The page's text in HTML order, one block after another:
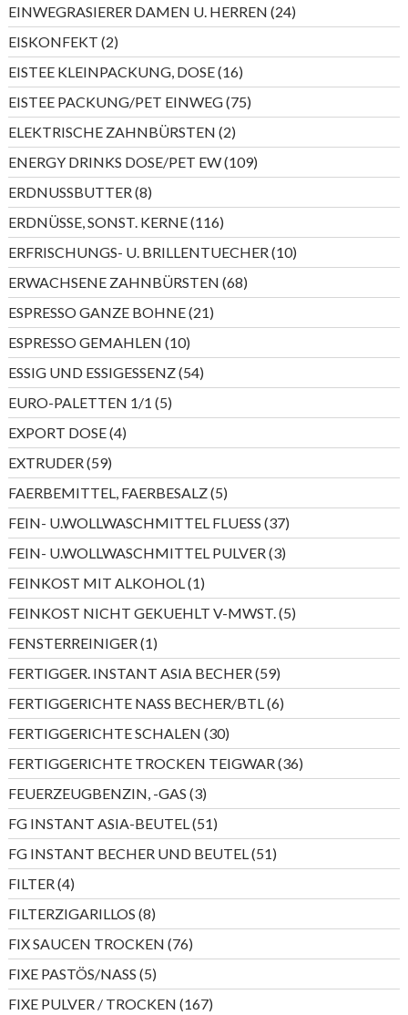
EINWEGRASIERER DAMEN U. HERREN 2424
Produkte
EISKONFEKT 22
Produkte
EISTEE KLEINPACKUNG, DOSE 1616
Produkte
EISTEE PACKUNG/PET EINWEG 7575
Produkte
ELEKTRISCHE ZAHNBÜRSTEN 22
Produkte
ENERGY DRINKS DOSE/PET EW 109109
Produkte
ERDNUSSBUTTER 88
Produkte
ERDNÜSSE, SONST. KERNE 116116
Produkte
ERFRISCHUNGS- U. BRILLENTUECHER 1010
Produkte
ERWACHSENE ZAHNBÜRSTEN 6868
Produkte
ESPRESSO GANZE BOHNE 2121
Produkte
ESPRESSO GEMAHLEN 1010
Produkte
ESSIG UND ESSIGESSENZ 5454
Produkte
EURO-PALETTEN 1/1 55
Produkte
EXPORT DOSE 44
Produkte
EXTRUDER 5959
Produkte
FAERBEMITTEL, FAERBESALZ 55
Produkte
FEIN- U.WOLLWASCHMITTEL FLUESS 3737
Produkte
FEIN- U.WOLLWASCHMITTEL PULVER 33
Produkte
FEINKOST MIT ALKOHOL 11
Produkt
FEINKOST NICHT GEKUEHLT V-MWST. 55
Produkte
FENSTERREINIGER 11
Produkt
FERTIGGER. INSTANT ASIA BECHER 5959
Produkte
FERTIGGERICHTE NASS BECHER/BTL 66
Produkte
FERTIGGERICHTE SCHALEN 3030
Produkte
FERTIGGERICHTE TROCKEN TEIGWAR 3636
Produkte
FEUERZEUGBENZIN, -GAS 33
Produkte
FG INSTANT ASIA-BEUTEL 5151
Produkte
FG INSTANT BECHER UND BEUTEL 5151
Produkte
FILTER 44
Produkte
FILTERZIGARILLOS 88
Produkte
FIX SAUCEN TROCKEN 7676
Produkte
FIXE PASTÖS/NASS 55
Produkte
FIXE PULVER / TROCKEN 167167